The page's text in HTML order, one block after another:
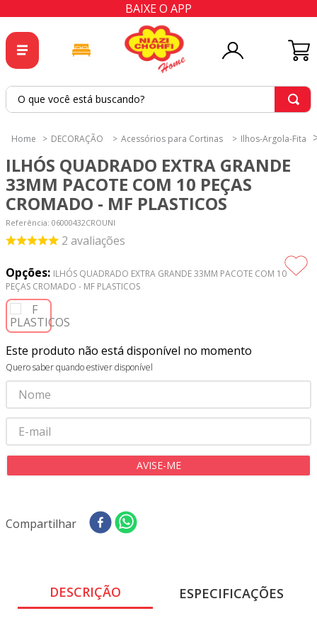
BAIXE O APP
O que você está buscando?
DECORAÇÃO Acessórios para Cortinas Ilhos-Argola-Fita
ILHÓS QUADRADO EXTRA GRANDE
33MM PACOTE COM 10 PEÇAS
CROMADO - MF PLASTICOS
Referência: 06000432CROUNI
2 avaliações
Opções: ILHÓS QUADRADO EXTRA GRANDE 33MM PACOTE COM 10
PEÇAS CROMADO - MF PLASTICOS
Este produto não está disponível no momento
Quero saber quando estiver disponível
Compartilhar
DESCRIÇÃO ESPECIFICAÇÕES
2
tapete
3º
cortina
4º
tecido percal
5
tapetes
6º
tecido tricoline
7º
percal
8º
tricoline digital
9º
tecido oxford
10º toalha mesa